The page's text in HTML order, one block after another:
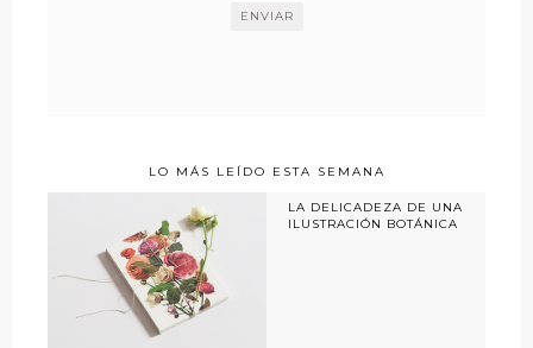
LO MÁS LEÍDO ESTA SEMANA
LA DELICADEZA DE UNA
ILUSTRACIÓN BOTÁNICA